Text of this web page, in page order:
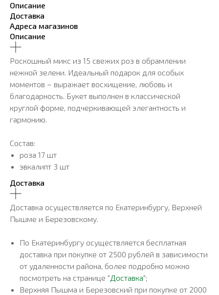
Описание
Доставка
Адреса магазинов
Описание
Роскошный микс из 15 свежих роз в обрамлении
нежной зелени. Идеальный подарок для особых
моментов – выражает восхищение, любовь и
благодарность. Букет выполнен в классической
круглой форме, подчеркивающей элегантность и
гармонию.
Состав:
роза 17 шт
эвкалипт 3 шт
Доставка
Доставка осуществляется по Екатеринбургу, Верхней
Пышме и Березовскому.
По Екатеринбургу осуществляется бесплатная
доставка при покупке от 2500 рублей в зависимости
от удаленности района, более подробно можно
посмотреть на странице "Доставка";
Верхняя Пышма и Березовский при покупке от 2000